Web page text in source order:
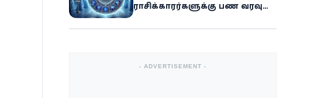
ராசிக்காரர்களுக்கு பண வரவு
- ADVERTISEMENT -